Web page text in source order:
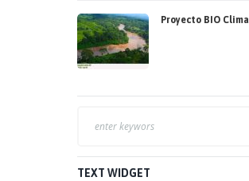
Proyecto BIO Clima
TEXT WIDGET